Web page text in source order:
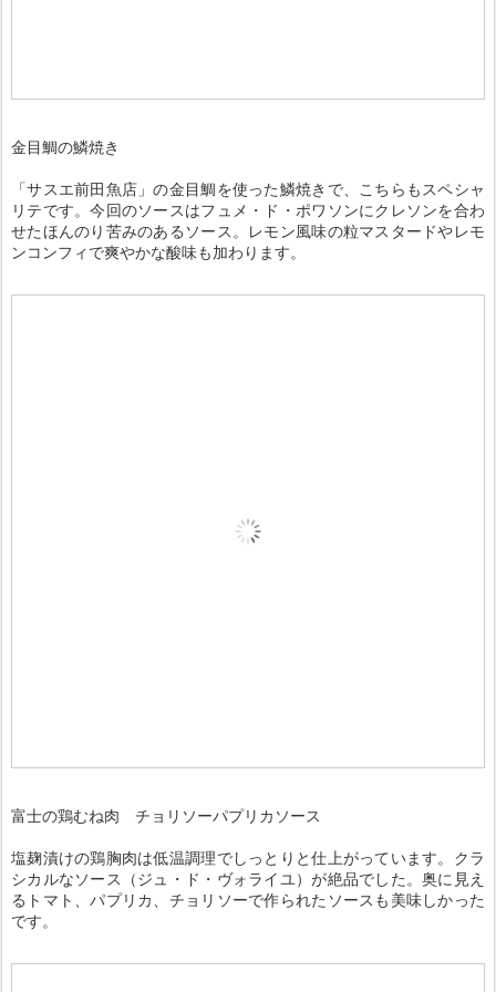
金目鯛の鱗焼き
「サスエ前田魚店」の金目鯛を使った鱗焼きで、こちらもスペシャ
リテです。今回のソースはフュメ・ド・ポワソンにクレソンを合わ
せたほんのり苦みのあるソース。レモン風味の粒マスタードやレモ
ンコンフィで爽やかな酸味も加わります。
富士の鶏むね肉 チョリソーパプリカソース
塩麹漬けの鶏胸肉は低温調理でしっとりと仕上がっています。クラ
シカルなソース（ジュ・ド・ヴォライユ）が絶品でした。奥に見え
るトマト、パプリカ、チョリソーで作られたソースも美味しかった
です。